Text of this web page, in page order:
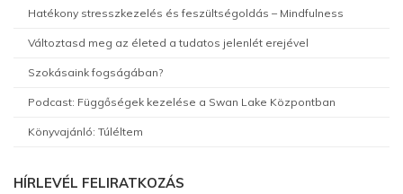
Hatékony stresszkezelés és feszültségoldás – Mindfulness
Változtasd meg az életed a tudatos jelenlét erejével
Szokásaink fogságában?
Podcast: Függőségek kezelése a Swan Lake Központban
Könyvajánló: Túléltem
HÍRLEVÉL FELIRATKOZÁS